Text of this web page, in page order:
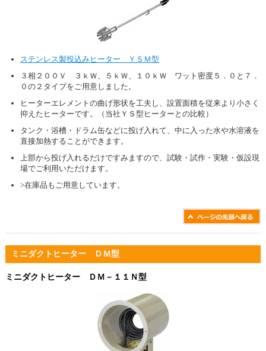
ステンレス製投込みヒーター ＹＳＭ型
３相２００Ｖ ３ｋＷ、５ｋＷ、１０ｋＷ ワット密度５．０と７．
０の２タイプをご用意しました。
ヒーターエレメントの曲げ形状を工夫し、設置面積を従来より小さく
抑えたヒーターです。（当社ＹＳ型ヒーターとの比較）
タンク・浴槽・ドラム缶などに投げ入れて、中に入った水や水溶液を
直接加熱することができます。
上部から投げ入れるだけですみますので、試験・試作・実験・仮設現
場でご利用いただけます。
>在庫品もご用意しています。
ミニダクトヒーター ＤＭ型
ミニダクトヒーター ＤＭ－１１Ｎ型